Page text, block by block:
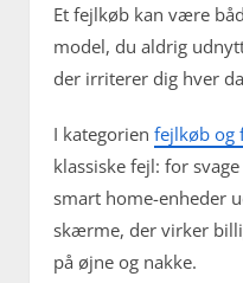
Et fejlkøb kan være
model, du aldrig
der irriterer dig hver
I kategorien fejlkøb og
klassiske fejl: for
smart home-enheder
skærme, der virker
på øjne og nakke.